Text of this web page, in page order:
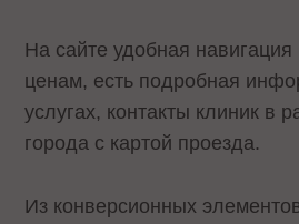
На сайте удобная навигация
ценам, есть подробная
услугах, контакты клиник в
города с картой проезда.
Из конверсионных